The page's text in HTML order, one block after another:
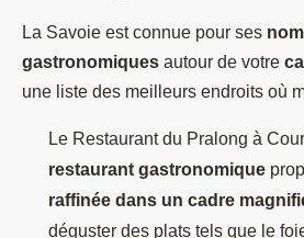
La Savoie est connue pour ses
gastronomiques autour de votre
une liste des meilleurs endroits où
Le Restaurant du Pralong à
restaurant gastronomique
raffinée dans un cadre
déguster des plats tels que le